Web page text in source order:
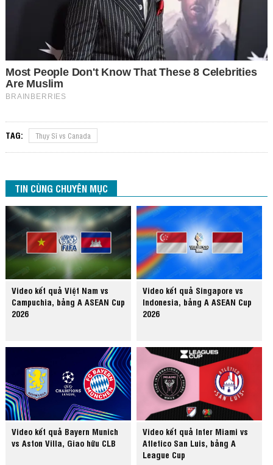
TAG: Thụy Sĩ vs Canada
TIN CÙNG CHUYÊN MỤC
Video kết quả Việt Nam vs
Campuchia, bảng A ASEAN Cup
2026
Video kết quả Singapore vs
Indonesia, bảng A ASEAN Cup
2026
Video kết quả Bayern Munich
vs Aston Villa, Giao hữu CLB
Video kết quả Inter Miami vs
Atletico San Luis, bảng A
League Cup